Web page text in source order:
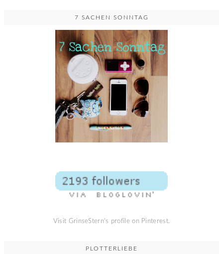
7 SACHEN SONNTAG
Visit GrinseStern's profile on Pinterest.
PLOTTERLIEBE